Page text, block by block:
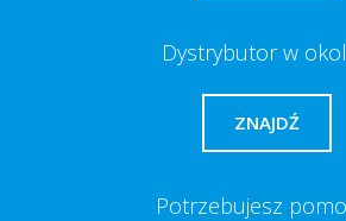
Dystrybutor w
ZNAJDŹ
Potrzebujesz